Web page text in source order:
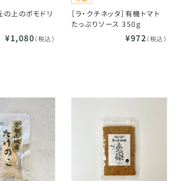
の上のポモドリ
¥1,080（税込）
［ラ・クチネッタ］有機トマト
たっぷりソース 350g
¥972（税込）